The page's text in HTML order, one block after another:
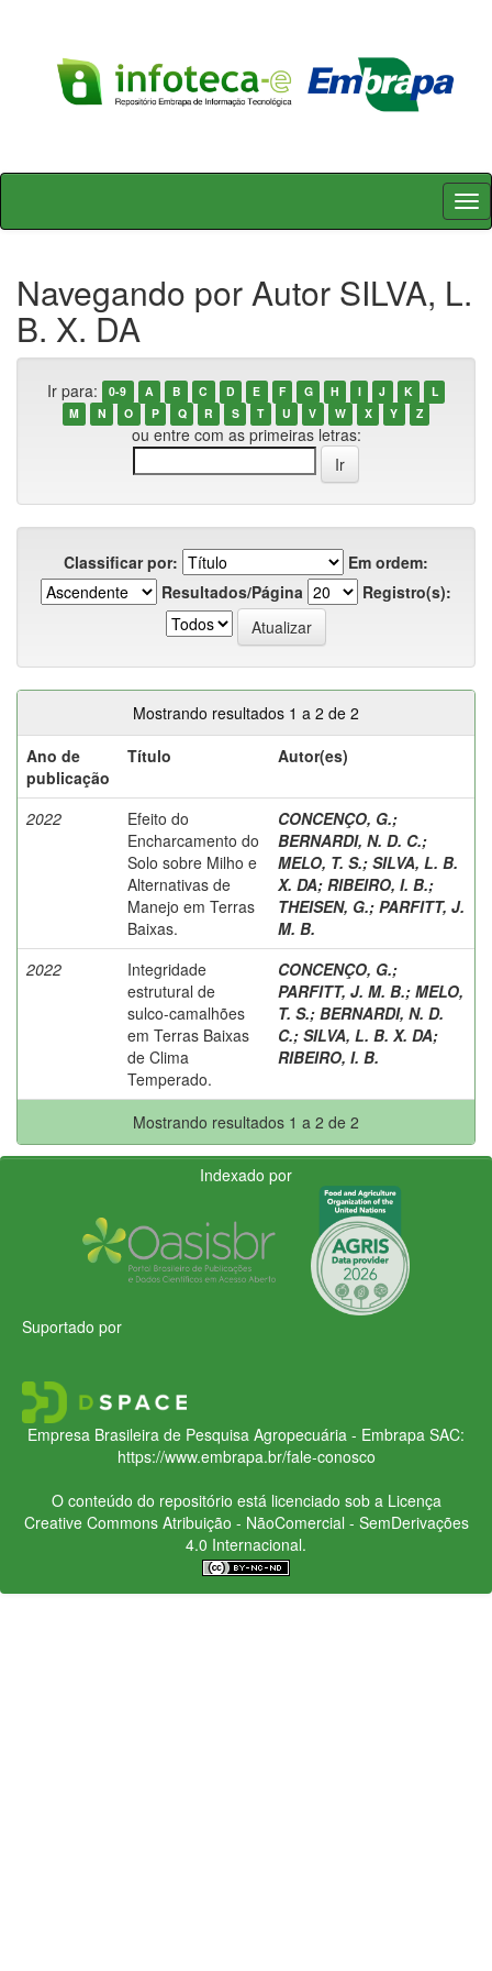
Skip
Navegando por Autor SILVA, L.
B. X. DA
Ir para: 0-9 A B C D E F G H I J K
L
M
N O P Q R S T U V W X Y Z
ou entre com as primeiras letras:
Classificar por:
Em ordem:
Resultados/Página
Registro(s):
Mostrando resultados 1 a 2 de 2
Ano de
publicação
Título Autor(es)
2022
Efeito do
Encharcamento do
Solo sobre Milho e
Alternativas de
Manejo em Terras
Baixas.
CONCENÇO, G.;
BERNARDI, N. D. C.;
MELO, T. S.; SILVA, L. B.
X. DA; RIBEIRO, I. B.;
THEISEN, G.; PARFITT, J.
M. B.
2022
Integridade
estrutural de
sulco-camalhões
em Terras Baixas
de Clima
Temperado.
CONCENÇO, G.;
PARFITT, J. M. B.; MELO,
T. S.; BERNARDI, N. D.
C.; SILVA, L. B. X. DA;
RIBEIRO, I. B.
Mostrando resultados 1 a 2 de 2
Indexado por
Suportado por
Empresa Brasileira de Pesquisa Agropecuária - Embrapa SAC:
https://www.embrapa.br/fale-conosco
O conteúdo do repositório está licenciado sob a Licença
Creative CommonsAtribuição - NãoComercial - SemDerivações
4.0 Internacional.